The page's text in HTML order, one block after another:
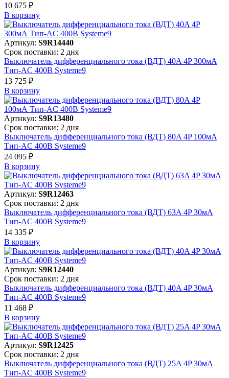
10 675 ₽
В корзинy
Артикул: S9R14440
Срок поставки: 2 дня
Выключатель дифференциального тока (ВДТ) 40A 4P 300мА
Тип-AC 400В Systeme9
13 725 ₽
В корзинy
Артикул: S9R13480
Срок поставки: 2 дня
Выключатель дифференциального тока (ВДТ) 80A 4P 100мА
Тип-AC 400В Systeme9
24 095 ₽
В корзинy
Артикул: S9R12463
Срок поставки: 2 дня
Выключатель дифференциального тока (ВДТ) 63A 4P 30мА
Тип-AC 400В Systeme9
14 335 ₽
В корзинy
Артикул: S9R12440
Срок поставки: 2 дня
Выключатель дифференциального тока (ВДТ) 40A 4P 30мА
Тип-AC 400В Systeme9
11 468 ₽
В корзинy
Артикул: S9R12425
Срок поставки: 2 дня
Выключатель дифференциального тока (ВДТ) 25A 4P 30мА
Тип-AC 400В Systeme9